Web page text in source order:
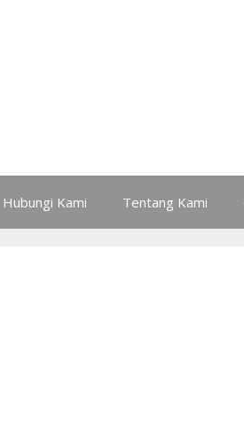
Hubungi Kami Tentang Kami